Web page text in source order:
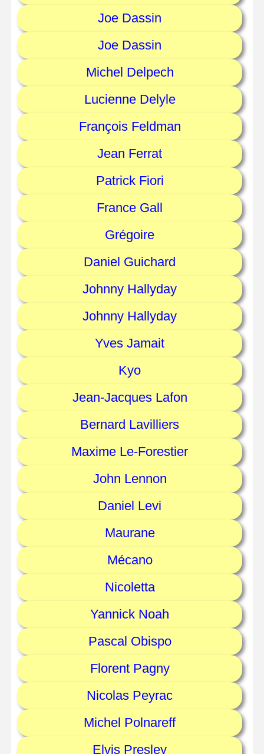
Joe Dassin
Joe Dassin
Michel Delpech
Lucienne Delyle
François Feldman
Jean Ferrat
Patrick Fiori
France Gall
Grégoire
Daniel Guichard
Johnny Hallyday
Johnny Hallyday
Yves Jamait
Kyo
Jean-Jacques Lafon
Bernard Lavilliers
Maxime Le-Forestier
John Lennon
Daniel Levi
Maurane
Mécano
Nicoletta
Yannick Noah
Pascal Obispo
Florent Pagny
Nicolas Peyrac
Michel Polnareff
Elvis Presley